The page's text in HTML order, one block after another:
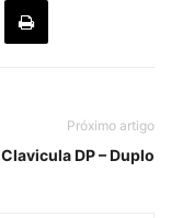
Próximo artigo
Clavicula DP – Duplo